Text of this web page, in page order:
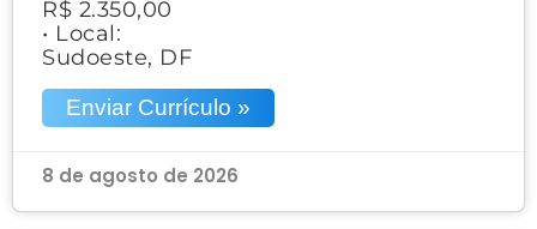
R$ 2.350,00
• Local:
Sudoeste, DF
Enviar Currículo »
8 de agosto de 2026